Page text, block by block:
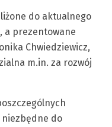
do aktualnego
a prezentowane
Chwiedziewicz,
m.in. za rozwój
do